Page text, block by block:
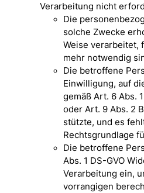
Verarbeitung nicht
Die
solche Zwecke
Weise verarbeitet,
mehr notwendig
Die betroffene
Einwilligung, auf
gemäß Art. 6 Abs.
oder Art. 9 Abs. 2
stützte, und es
Rechtsgrundlage
Die betroffene
Abs. 1 DS-GVO
Verarbeitung ein,
vorrangigen